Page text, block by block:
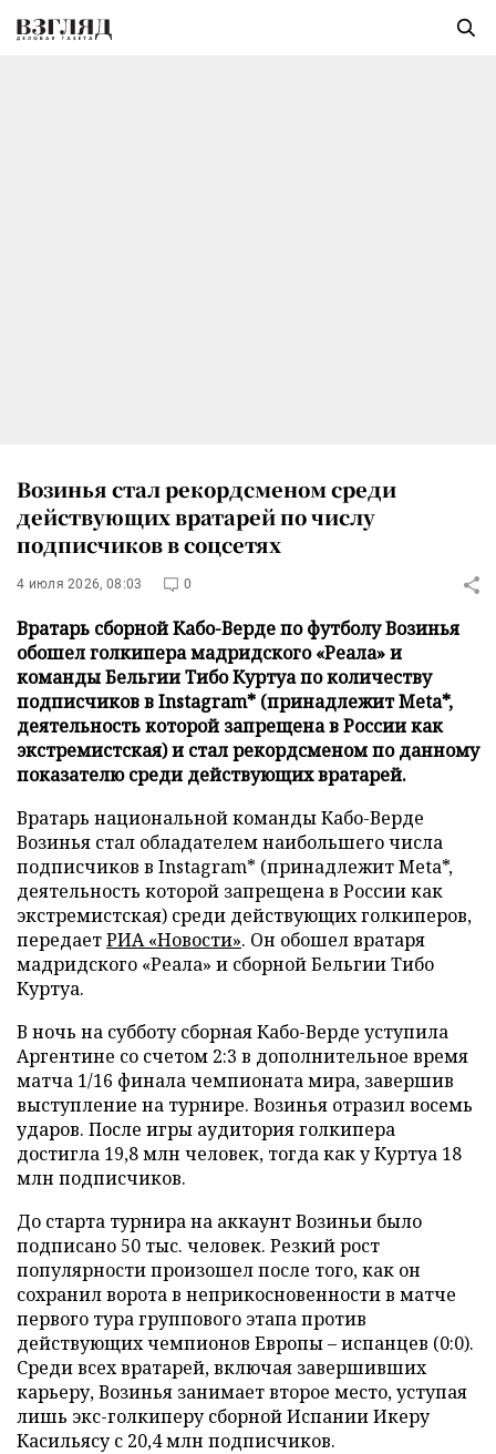
Возинья стал рекордсменом среди
действующих вратарей по числу
подписчиков в соцсетях
4 июля 2026, 08:03 0
Вратарь сборной Кабо-Верде по футболу Возинья
обошел голкипера мадридского «Реала» и
команды Бельгии Тибо Куртуа по количеству
подписчиков в Instagram* (принадлежит Meta*,
деятельность которой запрещена в России как
экстремистская) и стал рекордсменом по данному
показателю среди действующих вратарей.
Вратарь национальной команды Кабо-Верде
Возинья стал обладателем наибольшего числа
подписчиков в Instagram* (принадлежит Meta*,
деятельность которой запрещена в России как
экстремистская) среди действующих голкиперов,
передаетРИА «Новости». Он обошел вратаря
мадридского «Реала» и сборной Бельгии Тибо
Куртуа.
В ночь на субботу сборная Кабо-Верде уступила
Аргентине со счетом 2:3 в дополнительное время
матча 1/16 финала чемпионата мира, завершив
выступление на турнире. Возинья отразил восемь
ударов. После игры аудитория голкипера
достигла 19,8 млн человек, тогда как у Куртуа 18
млн подписчиков.
До старта турнира на аккаунт Возиньи было
подписано 50 тыс. человек. Резкий рост
популярности произошел после того, как он
сохранил ворота в неприкосновенности в матче
первого тура группового этапа против
действующих чемпионов Европы – испанцев (0:0).
Среди всех вратарей, включая завершивших
карьеру, Возинья занимает второе место, уступая
лишь экс-голкиперу сборной Испании Икеру
Касильясу с 20,4 млн подписчиков.